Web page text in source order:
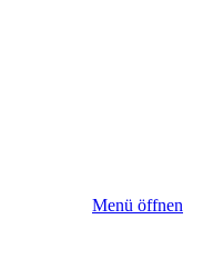
Menü öffnen